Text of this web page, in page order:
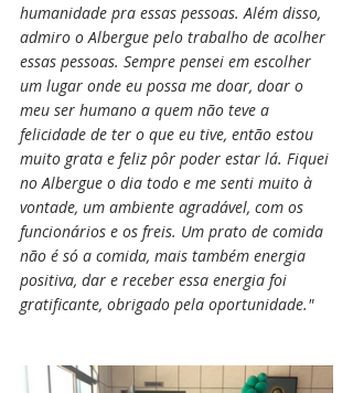
humanidade pra essas pessoas. Além disso,
admiro o Albergue pelo trabalho de acolher
essas pessoas. Sempre pensei em escolher
um lugar onde eu possa me doar, doar o
meu ser humano a quem não teve a
felicidade de ter o que eu tive, então estou
muito grata e feliz pôr poder estar lá. Fiquei
no Albergue o dia todo e me senti muito à
vontade, um ambiente agradável, com os
funcionários e os freis. Um prato de comida
não é só a comida, mais também energia
positiva, dar e receber essa energia foi
gratificante, obrigado pela oportunidade."